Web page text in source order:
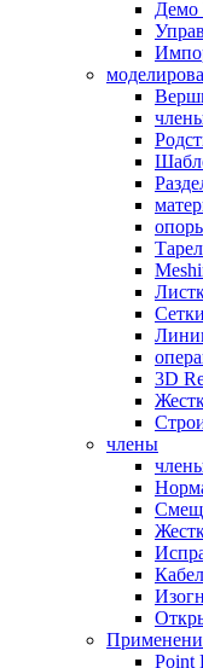
Демо
3D
члены
Point